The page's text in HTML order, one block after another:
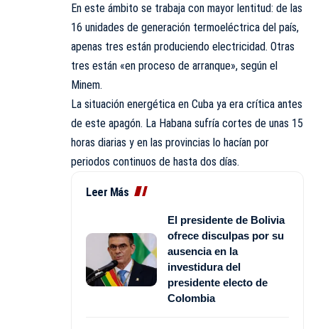
En este ámbito se trabaja con mayor lentitud: de las
16 unidades de generación termoeléctrica del país,
apenas tres están produciendo electricidad. Otras
tres están «en proceso de arranque», según el
Minem.
La situación energética en Cuba ya era crítica antes
de este apagón. La Habana sufría cortes de unas 15
horas diarias y en las provincias lo hacían por
periodos continuos de hasta dos días.
Leer Más
El presidente de Bolivia
ofrece disculpas por su
ausencia en la
investidura del
presidente electo de
Colombia